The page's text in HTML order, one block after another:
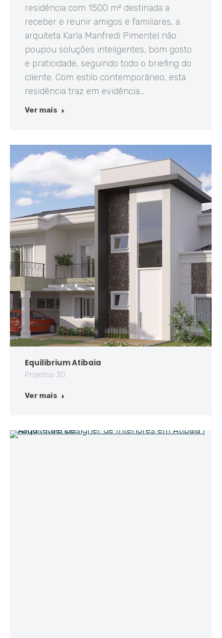
residência com 1500 m² destinada a
receber e reunir amigos e familiares, a
arquiteta Karla Manfredi Pimentel não
poupou soluções inteligentes, bom gosto
e praticidade, seguindo todo o briefing do
cliente. Com estilo contemporâneo, esta
residência traz em evidência…
Ver mais
Equilibrium Atibaia
Projetos 3D
Ver mais